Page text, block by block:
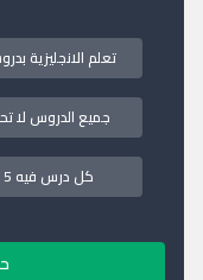
تعلم الانجليزية
جميع الدروس لا
كل درس فيه 5 اختبارات تفاعلية لتحسين اللفظ والنطق